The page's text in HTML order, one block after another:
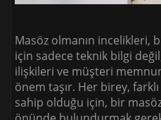
Masöz olmanın incelikleri,
için sadece teknik bilgi
ilişkileri ve müşteri
önem taşır. Her birey,
sahip olduğu için, bir